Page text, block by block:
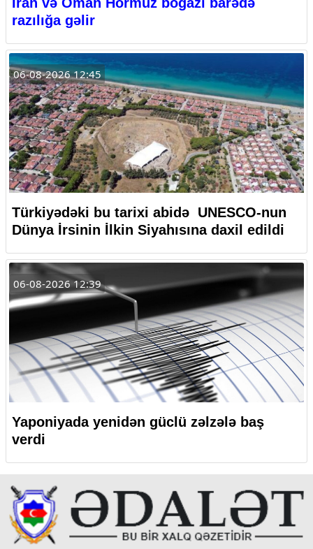
razılığa gəlir
06-08-2026 12:45
Türkiyədəki bu tarixi abidə UNESCO-nun
Dünya İrsinin İlkin Siyahısına daxil edildi
06-08-2026 12:39
Yaponiyada yenidən güclü zəlzələ baş
verdi